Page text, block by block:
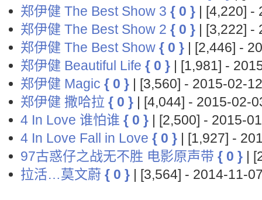
郑伊健 The Best Show 3 { 0 } | [4,220] -
郑伊健 The Best Show 2 { 0 } | [3,222] -
郑伊健 The Best Show { 0 } | [2,446] -
郑伊健 Beautiful Life { 0 } | [1,981] -
郑伊健 Magic { 0 } | [3,560] - 2015-02-
郑伊健 撒哈拉 { 0 } | [4,044] - 2015-02-
4 In Love 谁怕谁 { 0 } | [2,500] - 2015-
4 In Love Fall in Love { 0 } | [1,927] -
97古惑仔之战无不胜 电影原声带 { 0 } |
拉活…莫文蔚 { 0 } | [3,564] - 2014-11-